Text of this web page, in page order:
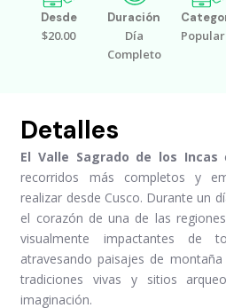
Desde
$20.00
Duración
Día
Completo
Detalles
El Valle Sagrado de los Incas
recorridos más completos y
realizar desde Cusco. Durante un
el corazón de una de las
visualmente impactantes de
atravesando paisajes de
tradiciones vivas y sitios
imaginación.